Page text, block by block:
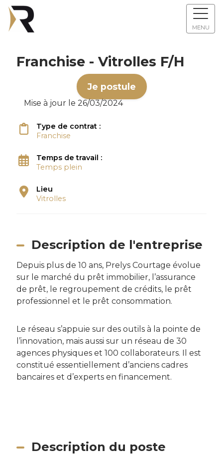
MENU
Franchise - Vitrolles F/H
Je postule
Mise à jour le 26/03/2024
Type de contrat :
Franchise
Temps de travail :
Temps plein
Lieu
Vitrolles
Description de l'entreprise
Depuis plus de 10 ans, Prelys Courtage évolue
sur le marché du prêt immobilier, l’assurance
de prêt, le regroupement de crédits, le prêt
professionnel et le prêt consommation.
Le réseau s’appuie sur des outils à la pointe de
l’innovation, mais aussi sur un réseau de 30
agences physiques et 100 collaborateurs. Il est
constitué essentiellement d’anciens cadres
bancaires et d’experts en financement.
Description du poste